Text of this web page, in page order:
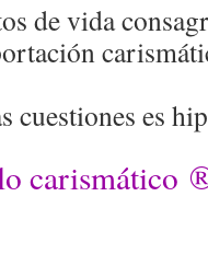
de vida
cuestiones es
carismático